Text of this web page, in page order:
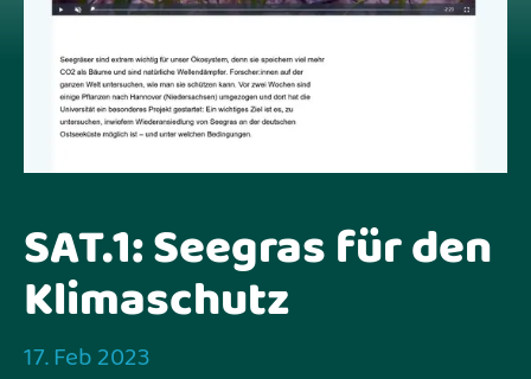
Projekt
Kontakt Impressum
Datenschutz
SAT.1: Seegras für den
Klimaschutz
17. Feb 2023